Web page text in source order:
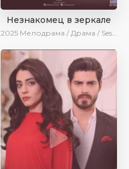
Незнакомец в зеркале
2025 Мелодрама / Драма / SesDizi / AlisaDirilis / Новинки / Сериалы 2025